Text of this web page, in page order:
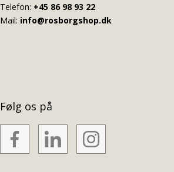
Telefon: +45 86 98 93 22
Mail: info@rosborgshop.dk
Følg os på